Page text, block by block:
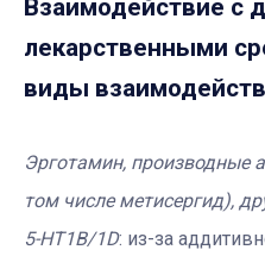
Взаимодействие с
лекарственными
виды
Эрготамин, производные
том числе метисергид),
5-HT1В/1D: из-за